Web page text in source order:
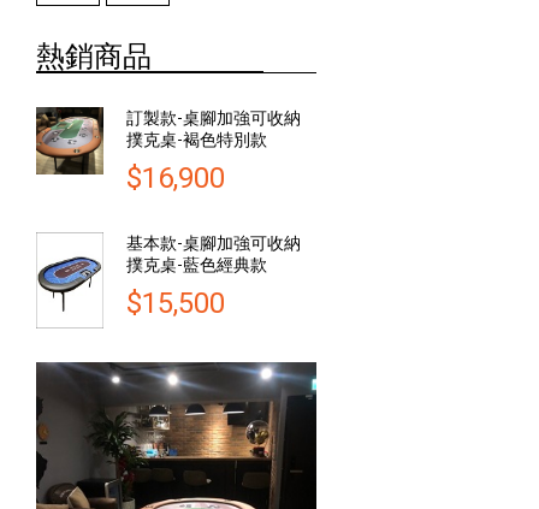
熱銷商品
訂製款-桌腳加強可收納
撲克桌-褐色特別款
$16,900
基本款-桌腳加強可收納
撲克桌-藍色經典款
$15,500